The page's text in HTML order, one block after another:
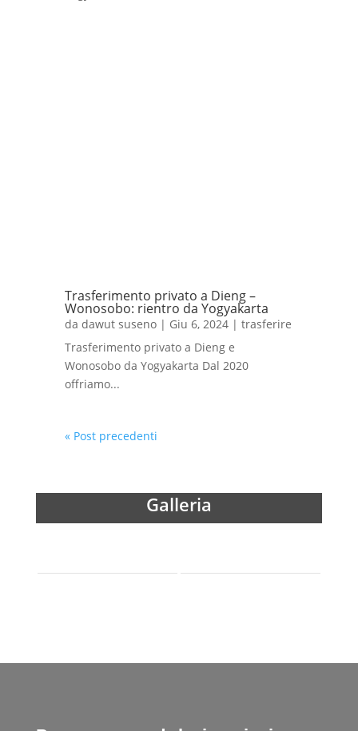
Trasferimento privato a Dieng –
Wonosobo: rientro da Yogyakarta
da dawut suseno| Giu 6, 2024| trasferire
Trasferimento privato a Dieng e
Wonosobo da Yogyakarta Dal 2020
offriamo...
« Post precedenti
Galleria